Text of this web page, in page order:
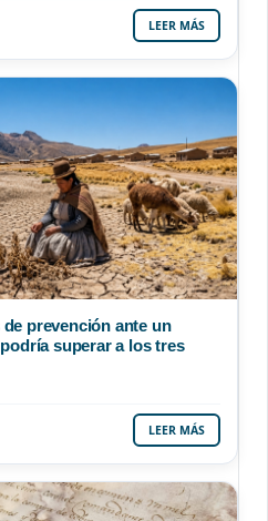
LEER MÁS
prevención ante un
superar a los tres
LEER MÁS